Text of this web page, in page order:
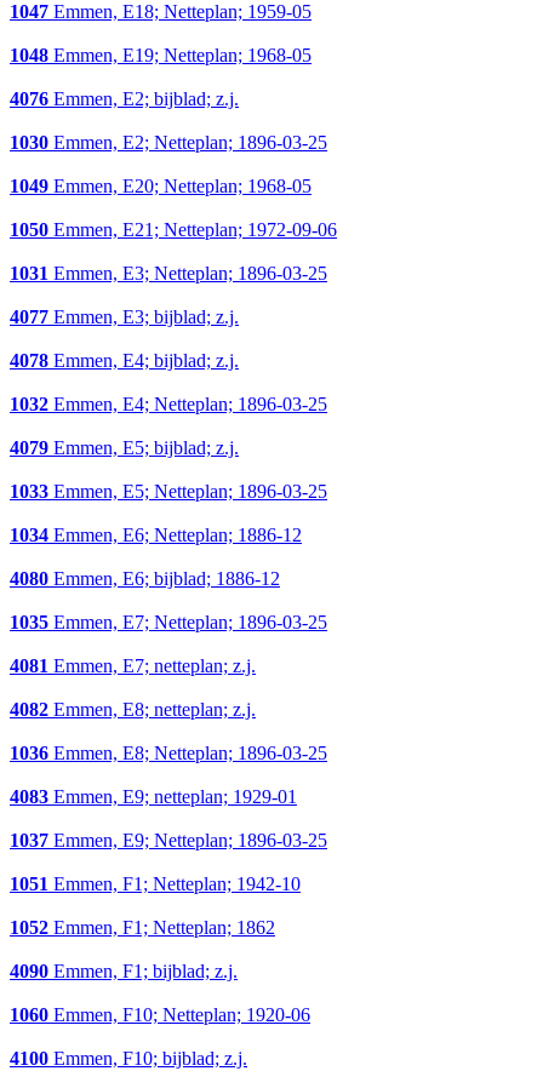
1047 Emmen, E18; Netteplan; 1959-05
1048 Emmen, E19; Netteplan; 1968-05
4076 Emmen, E2; bijblad; z.j.
1030 Emmen, E2; Netteplan; 1896-03-25
1049 Emmen, E20; Netteplan; 1968-05
1050 Emmen, E21; Netteplan; 1972-09-06
1031 Emmen, E3; Netteplan; 1896-03-25
4077 Emmen, E3; bijblad; z.j.
4078 Emmen, E4; bijblad; z.j.
1032 Emmen, E4; Netteplan; 1896-03-25
4079 Emmen, E5; bijblad; z.j.
1033 Emmen, E5; Netteplan; 1896-03-25
1034 Emmen, E6; Netteplan; 1886-12
4080 Emmen, E6; bijblad; 1886-12
1035 Emmen, E7; Netteplan; 1896-03-25
4081 Emmen, E7; netteplan; z.j.
4082 Emmen, E8; netteplan; z.j.
1036 Emmen, E8; Netteplan; 1896-03-25
4083 Emmen, E9; netteplan; 1929-01
1037 Emmen, E9; Netteplan; 1896-03-25
1051 Emmen, F1; Netteplan; 1942-10
1052 Emmen, F1; Netteplan; 1862
4090 Emmen, F1; bijblad; z.j.
1060 Emmen, F10; Netteplan; 1920-06
4100 Emmen, F10; bijblad; z.j.